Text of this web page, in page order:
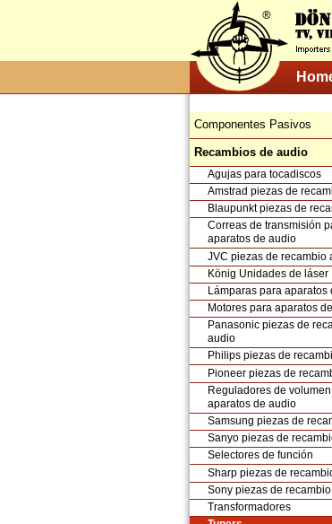
Componentes Pasivos
Recambios de audio
Agujas para tocadiscos
Amstrad piezas de
Blaupunkt piezas de
Correas de transmisión
aparatos de audio
JVC piezas de recambio
König Unidades de láser
Lámparas para aparatos
Motores para aparatos
Panasonic piezas de
audio
Philips piezas de
Pioneer piezas de
Reguladores de
aparatos de audio
Samsung piezas de
Sanyo piezas de
Selectores de función
Sharp piezas de
Sony piezas de
Transformadores